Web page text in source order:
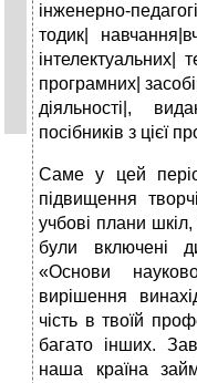
інженерно-
тодик|
інтелек­туальних|
про­грамних|
діяльності|,
посібників з цієї
Саме у цей
підвищення
учбові плани шкіл,
були включені
«Основи
вирішення
чість в твоїй
багато інших.
наша країна